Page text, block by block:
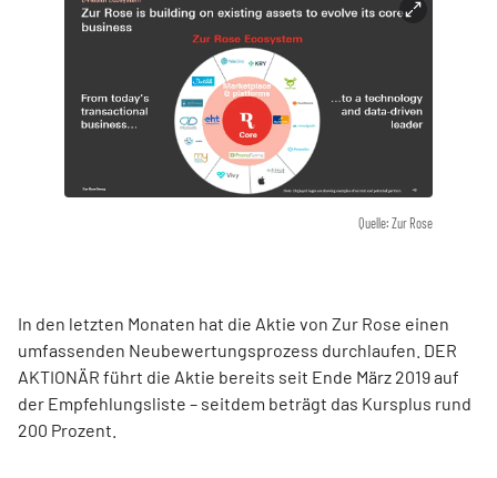
Quelle: Zur Rose
In den letzten Monaten hat die Aktie von Zur Rose einen
umfassenden Neubewertungsprozess durchlaufen. DER
AKTIONÄR führt die Aktie bereits seit Ende März 2019 auf
der Empfehlungsliste – seitdem beträgt das Kursplus rund
200 Prozent.